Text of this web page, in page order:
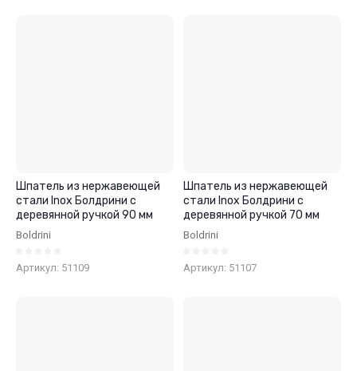
Шпатель из нержавеющей
стали Inox Болдрини с
деревянной ручкой 90 мм
Boldrini
Артикул: 51109
Шпатель из нержавеющей
стали Inox Болдрини с
деревянной ручкой 70 мм
Boldrini
Артикул: 51107